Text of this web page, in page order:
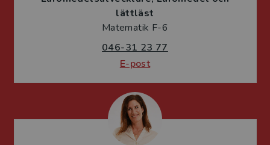
lättläst
Matematik F-6
046-31 23 77
E-post